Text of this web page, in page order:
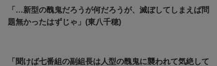
「…新型の醜鬼だろうが何だろうが、滅ぼしてしまえば問
題無かったはずじゃ」(東八千穂)
「聞けば七番組の副組長は人型の醜鬼に襲われて気絶して